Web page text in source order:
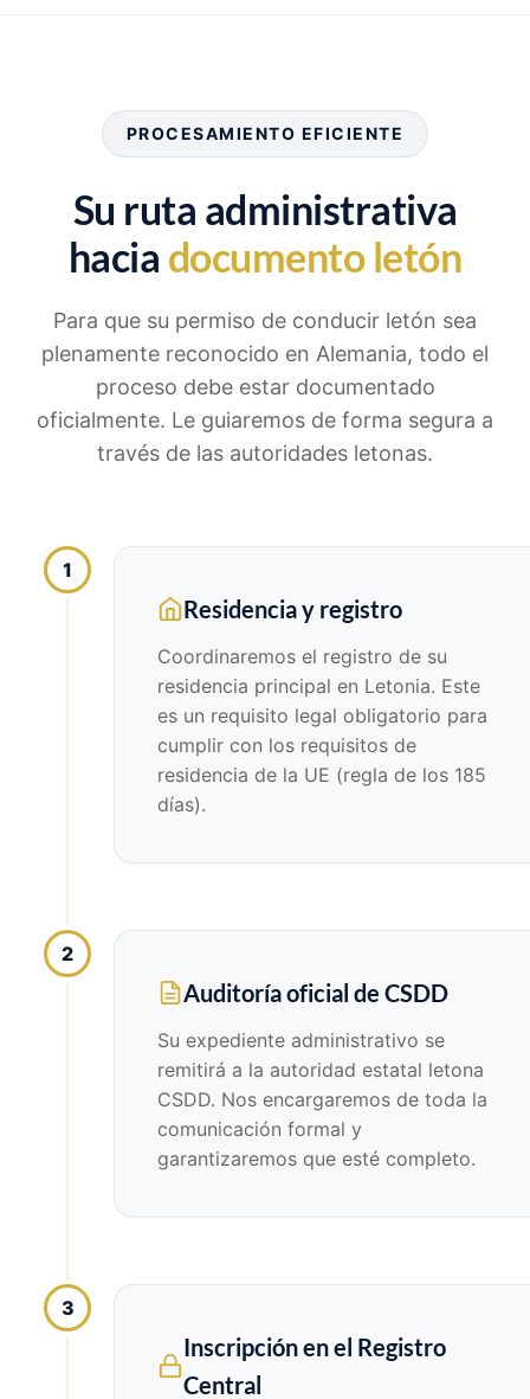
PROCESAMIENTO EFICIENTE
Su ruta administrativa
hacia documento letón
Para que su permiso de conducir letón sea
plenamente reconocido en Alemania, todo el
proceso debe estar documentado
oficialmente. Le guiaremos de forma segura a
través de las autoridades letonas.
1
Residencia y registro
Coordinaremos el registro de su
residencia principal en Letonia. Este
es un requisito legal obligatorio para
cumplir con los requisitos de
residencia de la UE (regla de los 185
días).
2
Auditoría oficial de CSDD
Su expediente administrativo se
remitirá a la autoridad estatal letona
CSDD. Nos encargaremos de toda la
comunicación formal y
garantizaremos que esté completo.
3
Inscripción en el Registro
Central